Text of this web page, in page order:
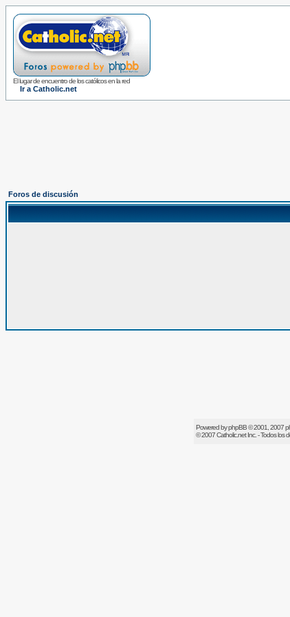
El lugar de encuentro de los católicos en la red
Ir a Catholic.net
Foros de discusión
Powered byphpBB© 2001, 2007
© 2007Catholic.netInc. - Todos los